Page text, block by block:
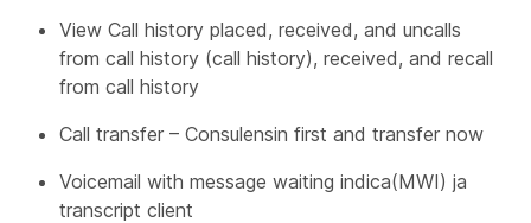
View Call history placed, received, and uncalls
from call history (call history), received, and recall
from call history
Call transfer – Consulensin first and transfer now
Voicemail with message waiting indica(MWI) ja
transcript client